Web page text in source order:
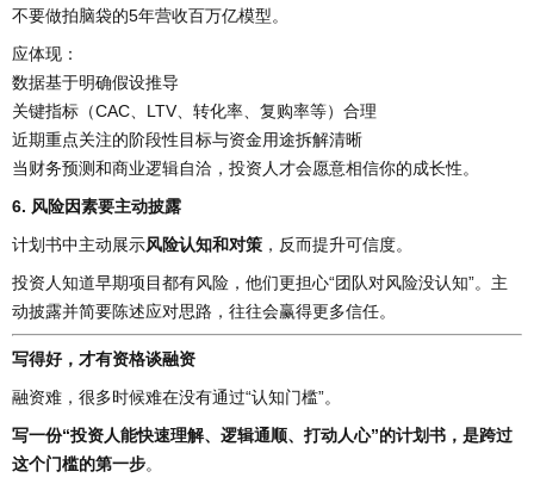
不要做拍脑袋的5年营收百万亿模型。
应体现：
数据基于明确假设推导
关键指标（CAC、LTV、转化率、复购率等）合理
近期重点关注的阶段性目标与资金用途拆解清晰
当财务预测和商业逻辑自洽，投资人才会愿意相信你的成长性。
6. 风险因素要主动披露
计划书中主动展示风险认知和对策 ，反而提升可信度。
投资人知道早期项目都有风险，他们更担心“团队对风险没认知”。主
动披露并简要陈述应对思路，往往会赢得更多信任。
写得好，才有资格谈融资
融资难，很多时候难在没有通过“认知门槛”。
写一份“投资人能快速理解、逻辑通顺、打动人心”的计划书，是跨过
这个门槛的第一步。